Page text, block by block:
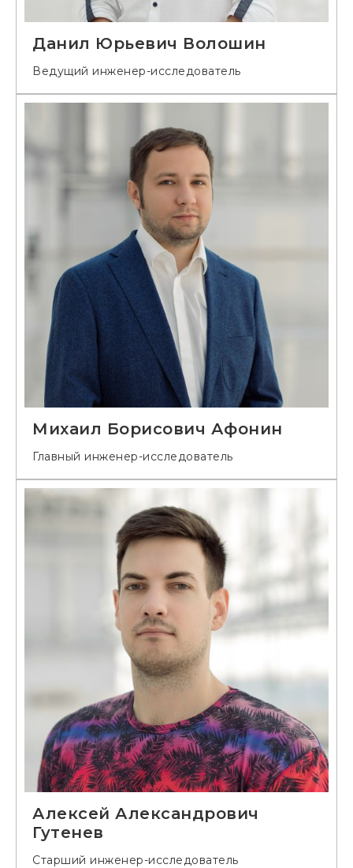
Данил Юрьевич Волошин
Ведущий инженер-исследователь
Михаил Борисович Афонин
Главный инженер-исследователь
Алексей Александрович
Гутенев
Старший инженер-исследователь